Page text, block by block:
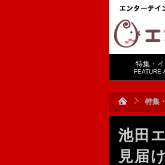
特集・
FEATURE
特集
池田
見届